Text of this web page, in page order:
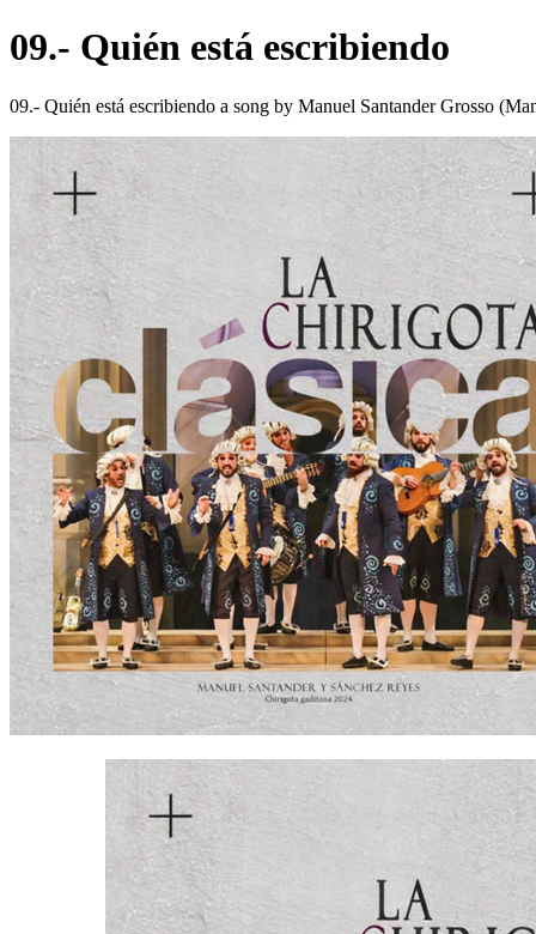
09.- Quién está escribiendo
09.- Quién está escribiendo a song by Manuel Santander Grosso